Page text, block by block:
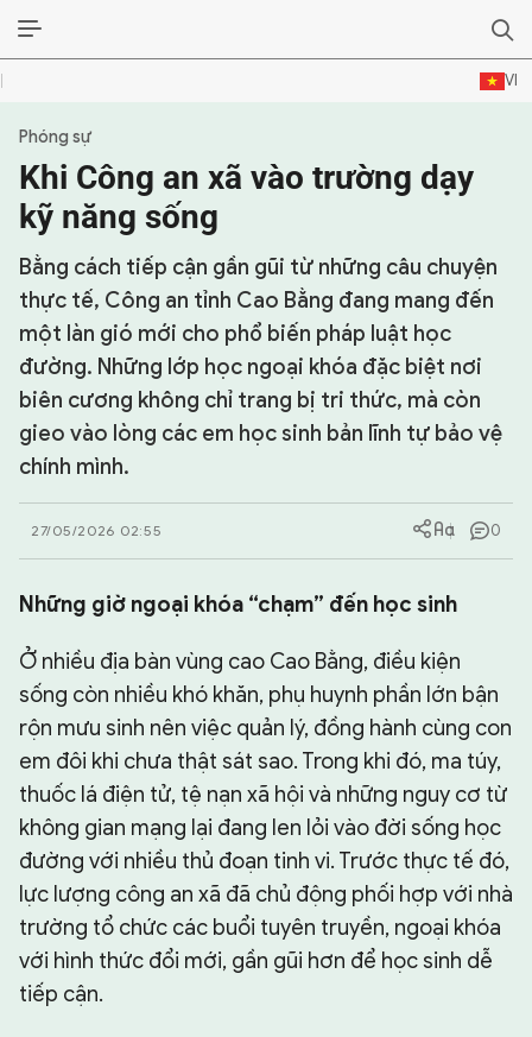
VI
SỰ KIỆN & BÌNH LUẬN
HẬU TRƯỜNG
KINH TẾ - VĂN HÓA - THỂ THAO
HỒ SƠ MẬT
PHÓNG SỰ
HỒ SƠ INTERPOL
VỤ ÁN NỔI TIẾNG
TƯ LIỆU
Phóng sự
Khi Công an xã vào trường dạy
kỹ năng sống
Bằng cách tiếp cận gần gũi từ những câu chuyện
thực tế, Công an tỉnh Cao Bằng đang mang đến
một làn gió mới cho phổ biến pháp luật học
đường. Những lớp học ngoại khóa đặc biệt nơi
biên cương không chỉ trang bị tri thức, mà còn
gieo vào lòng các em học sinh bản lĩnh tự bảo vệ
chính mình.
27/05/2026 02:55 0
Những giờ ngoại khóa “chạm” đến học sinh
Ở nhiều địa bàn vùng cao Cao Bằng, điều kiện
sống còn nhiều khó khăn, phụ huynh phần lớn bận
rộn mưu sinh nên việc quản lý, đồng hành cùng con
em đôi khi chưa thật sát sao. Trong khi đó, ma túy,
thuốc lá điện tử, tệ nạn xã hội và những nguy cơ từ
không gian mạng lại đang len lỏi vào đời sống học
đường với nhiều thủ đoạn tinh vi. Trước thực tế đó,
lực lượng công an xã đã chủ động phối hợp với nhà
trường tổ chức các buổi tuyên truyền, ngoại khóa
với hình thức đổi mới, gần gũi hơn để học sinh dễ
tiếp cận.